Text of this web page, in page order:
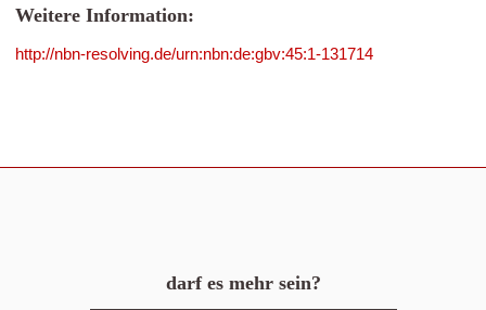
Weitere Information:
http://nbn-resolving.de/urn:nbn:de:gbv:45:1-131714
darf es mehr sein?